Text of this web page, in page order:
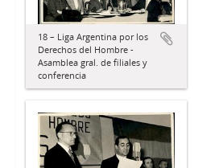
18 – Liga Argentina por los
Derechos del Hombre -
Asamblea gral. de filiales y
conferencia